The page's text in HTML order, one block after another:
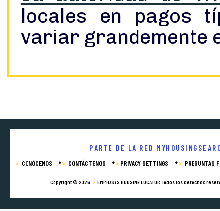
locales en pagos
variar grandemente
PARTE DE LA RED
CONÓCENOS CONTÁCTENOS PRIVACY SETTINGS PREGUNTAS
Copyright © 2026 EMPHASYS HOUSING LOCATOR Todos los derechos